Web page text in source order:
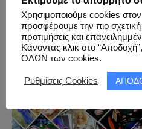
01.11.2013 – 30th
Χρησιμοποιούμε cookies
προσφέρουμε την πιο σχετική
προτιμήσεις και
Κάνοντας κλικ στο
ΟΛΩΝ των cookies.
Ρυθμίσεις Cookies